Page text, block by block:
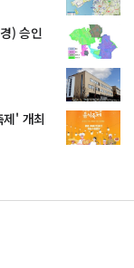
) 승인
' 개최